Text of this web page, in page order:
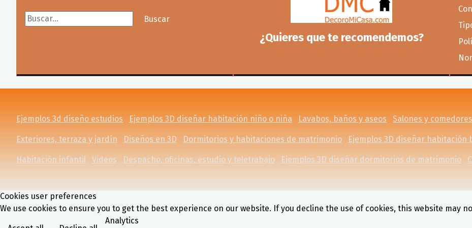
Buscar...
Buscar
¿Quieres que te recomendemos?
Ejemplos 3d diseño estudios Ejemplos 3D diseñar habitación niño o niña Lavabos, baños y aseos Salones y comedores
Exteriores, terraza y jardín Diseños en 3D Dormitorios y habitaciones de matrimonio Ejemplos 3D diseñar habitación
Habitación infantil Videos Despacho, oficinas, estudio y teletrabajo Ejemplos 3D diseñar dormitorios de matrimonio
Cookies user preferences
We use cookies to ensure you to get the best experience on our website. If you decline the use of cookies, this website may
Analytics